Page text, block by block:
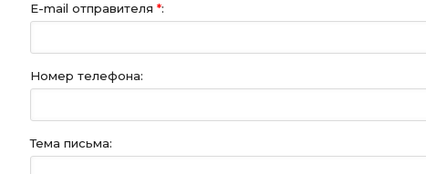
E-mail отправителя *:
Номер телефона:
Тема письма: